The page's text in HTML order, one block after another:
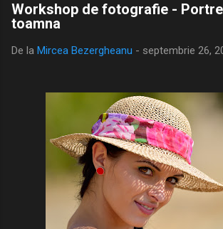
Workshop de fotografie -
toamna
De la Mircea Bezergheanu - septembrie 26,